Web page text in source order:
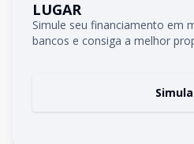
LUGAR
Simule seu financiamento em
bancos e consiga a melhor